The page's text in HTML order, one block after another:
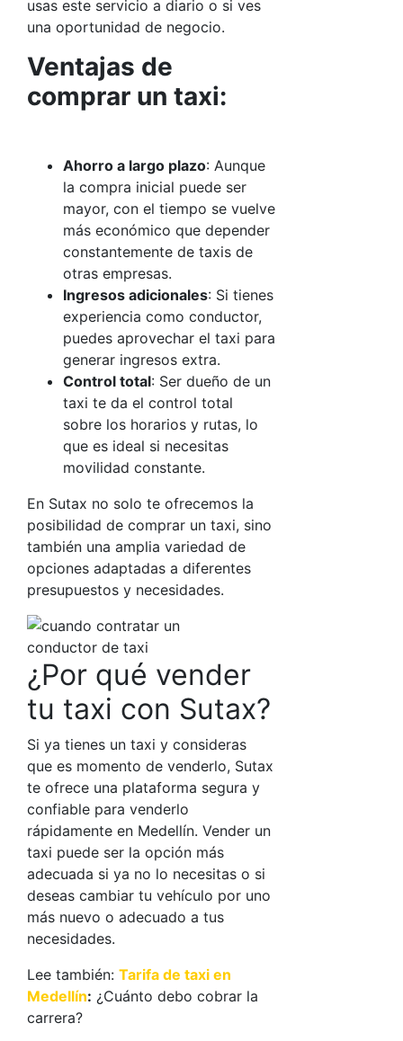
usas este servicio a diario o si ves
una oportunidad de negocio.
Ventajas de
comprar un taxi:
Ahorro a largo plazo: Aunque
la compra inicial puede ser
mayor, con el tiempo se vuelve
más económico que depender
constantemente de taxis de
otras empresas.
Ingresos adicionales: Si tienes
experiencia como conductor,
puedes aprovechar el taxi para
generar ingresos extra.
Control total: Ser dueño de un
taxi te da el control total
sobre los horarios y rutas, lo
que es ideal si necesitas
movilidad constante.
En Sutax no solo te ofrecemos la
posibilidad de comprar un taxi, sino
también una amplia variedad de
opciones adaptadas a diferentes
presupuestos y necesidades.
¿Por qué vender
tu taxi con Sutax?
Si ya tienes un taxi y consideras
que es momento de venderlo, Sutax
te ofrece una plataforma segura y
confiable para venderlo
rápidamente en Medellín. Vender un
taxi puede ser la opción más
adecuada si ya no lo necesitas o si
deseas cambiar tu vehículo por uno
más nuevo o adecuado a tus
necesidades.
Lee también: Tarifa de taxi en
Medellín: ¿Cuánto debo cobrar la
carrera?